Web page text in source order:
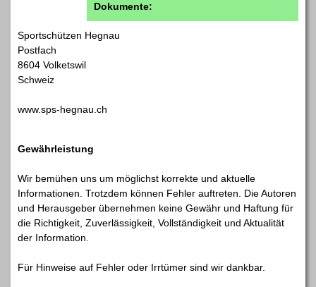
Dokumente:
Sportschützen Hegnau
Postfach
8604 Volketswil
Schweiz
www.sps-hegnau.ch
Gewährleistung
Wir bemühen uns um möglichst korrekte und aktuelle
Informationen. Trotzdem können Fehler auftreten. Die Autoren
und Herausgeber übernehmen keine Gewähr und Haftung für
die Richtigkeit, Zuverlässigkeit, Vollständigkeit und Aktualität
der Information.
Für Hinweise auf Fehler oder Irrtümer sind wir dankbar.